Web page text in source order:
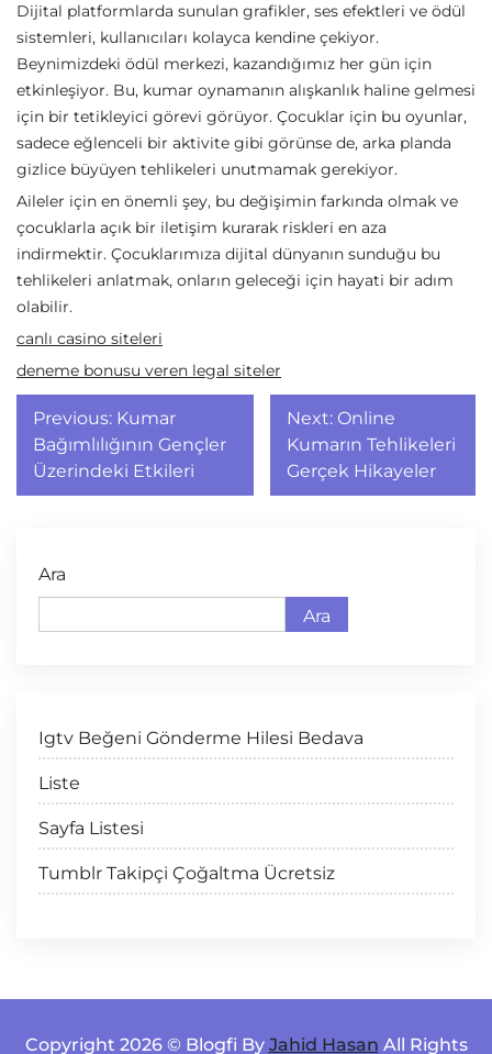
Dijital platformlarda sunulan grafikler, ses efektleri ve ödül
sistemleri, kullanıcıları kolayca kendine çekiyor.
Beynimizdeki ödül merkezi, kazandığımız her gün için
etkinleşiyor. Bu, kumar oynamanın alışkanlık haline gelmesi
için bir tetikleyici görevi görüyor. Çocuklar için bu oyunlar,
sadece eğlenceli bir aktivite gibi görünse de, arka planda
gizlice büyüyen tehlikeleri unutmamak gerekiyor.
Aileler için en önemli şey, bu değişimin farkında olmak ve
çocuklarla açık bir iletişim kurarak riskleri en aza
indirmektir. Çocuklarımıza dijital dünyanın sunduğu bu
tehlikeleri anlatmak, onların geleceği için hayati bir adım
olabilir.
canlı casino siteleri
deneme bonusu veren legal siteler
Yazı
gezinmesi
Previous: Kumar
Bağımlılığının Gençler
Üzerindeki Etkileri
Next: Online
Kumarın Tehlikeleri
Gerçek Hikayeler
Ara
Ara
Igtv Beğeni Gönderme Hilesi Bedava
Liste
Sayfa Listesi
Tumblr Takipçi Çoğaltma Ücretsiz
Copyright 2026 © Blogfi By Jahid Hasan All Rights